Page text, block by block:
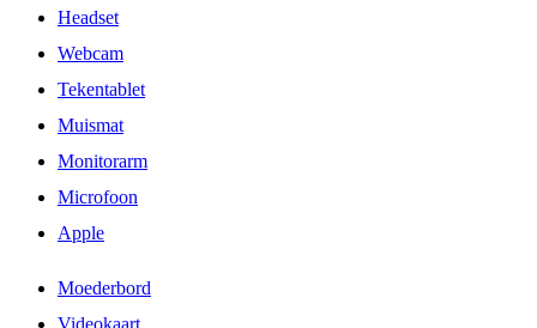
Headset
Webcam
Tekentablet
Muismat
Monitorarm
Microfoon
Apple
Moederbord
Videokaart